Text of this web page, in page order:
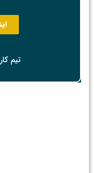
تیم